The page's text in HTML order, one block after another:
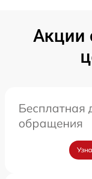
Акции
Бесплатная
обращения